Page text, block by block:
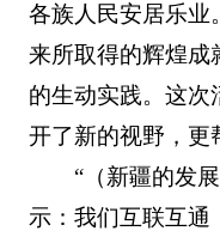
各族人民安居乐业
来所取得的辉煌成
的生动实践。这次
开了新的视野，更
“（新疆的发
示：我们互联互通